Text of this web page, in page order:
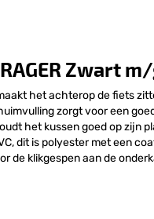
Zwart
het achterop de fiets
zorgt voor een
het kussen goed op zijn
dit is polyester met een
de klikgespen aan de